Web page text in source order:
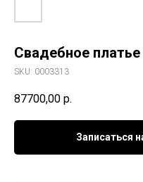
Свадебное платье
SKU: 0003313
87700,00 р.
Записаться